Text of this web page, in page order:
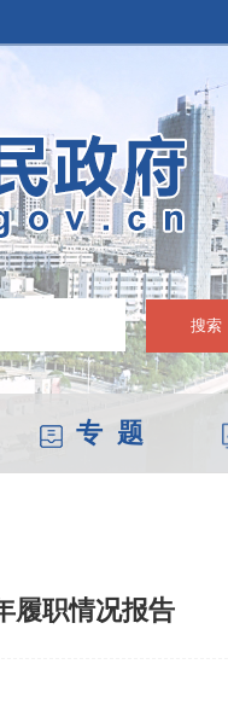
搜索
专 题
履职情况报告